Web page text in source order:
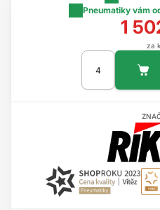
Pneumatiky vám
1
za